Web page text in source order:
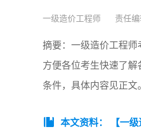
一级造价工程师 责任
摘要：一级造价工程
方便各位考生快速了
条件，具体内容见正文
本文资料： 【一